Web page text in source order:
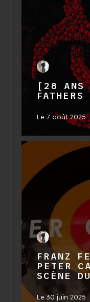
[28 ANS
Le7 août 2025
FRANZ
PETER
SCÈNE
Le30 juin 2025